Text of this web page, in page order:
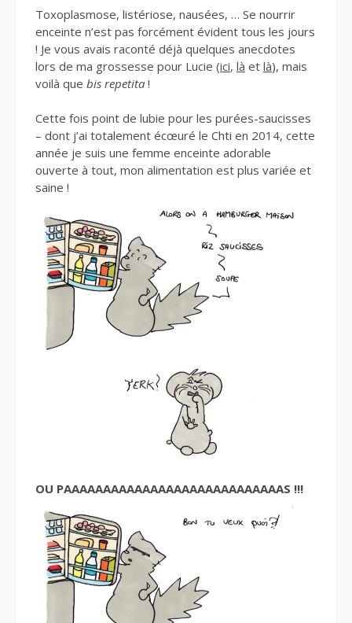
Toxoplasmose, listériose, nausées, … Se nourrir
enceinte n’est pas forcément évident tous les jours
! Je vous avais raconté déjà quelques anecdotes
lors de ma grossesse pour Lucie (ici, là et là), mais
voilà que bis repetita !
Cette fois point de lubie pour les purées-saucisses
– dont j’ai totalement écœuré le Chti en 2014, cette
année je suis une femme enceinte adorable
ouverte à tout, mon alimentation est plus variée et
saine !
OU PAAAAAAAAAAAAAAAAAAAAAAAAAAAAS !!!